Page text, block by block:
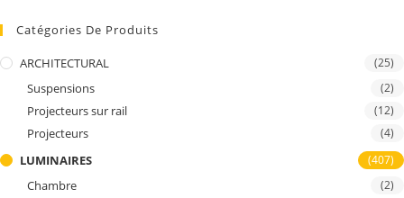
Catégories De Produits
ARCHITECTURAL (25)
Suspensions (2)
Projecteurs sur rail (12)
Projecteurs (4)
LUMINAIRES (407)
Chambre (2)